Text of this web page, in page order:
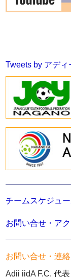
Tweets by アデ
チームスケジュ
お問い合せ・ア
お問い合せ・連
Adii iidA F.C. 代